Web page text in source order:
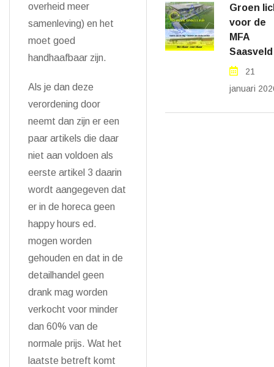
overheid meer
samenleving) en het
moet goed
handhaafbaar zijn.
Als je dan deze
verordening door
neemt dan zijn er een
paar artikels die daar
niet aan voldoen als
eerste artikel 3 daarin
wordt aangegeven dat
er in de horeca geen
happy hours ed.
mogen worden
gehouden en dat in de
detailhandel geen
drank mag worden
verkocht voor minder
dan 60% van de
normale prijs. Wat het
laatste betreft komt
Groen
voor de
MFA
21
januari